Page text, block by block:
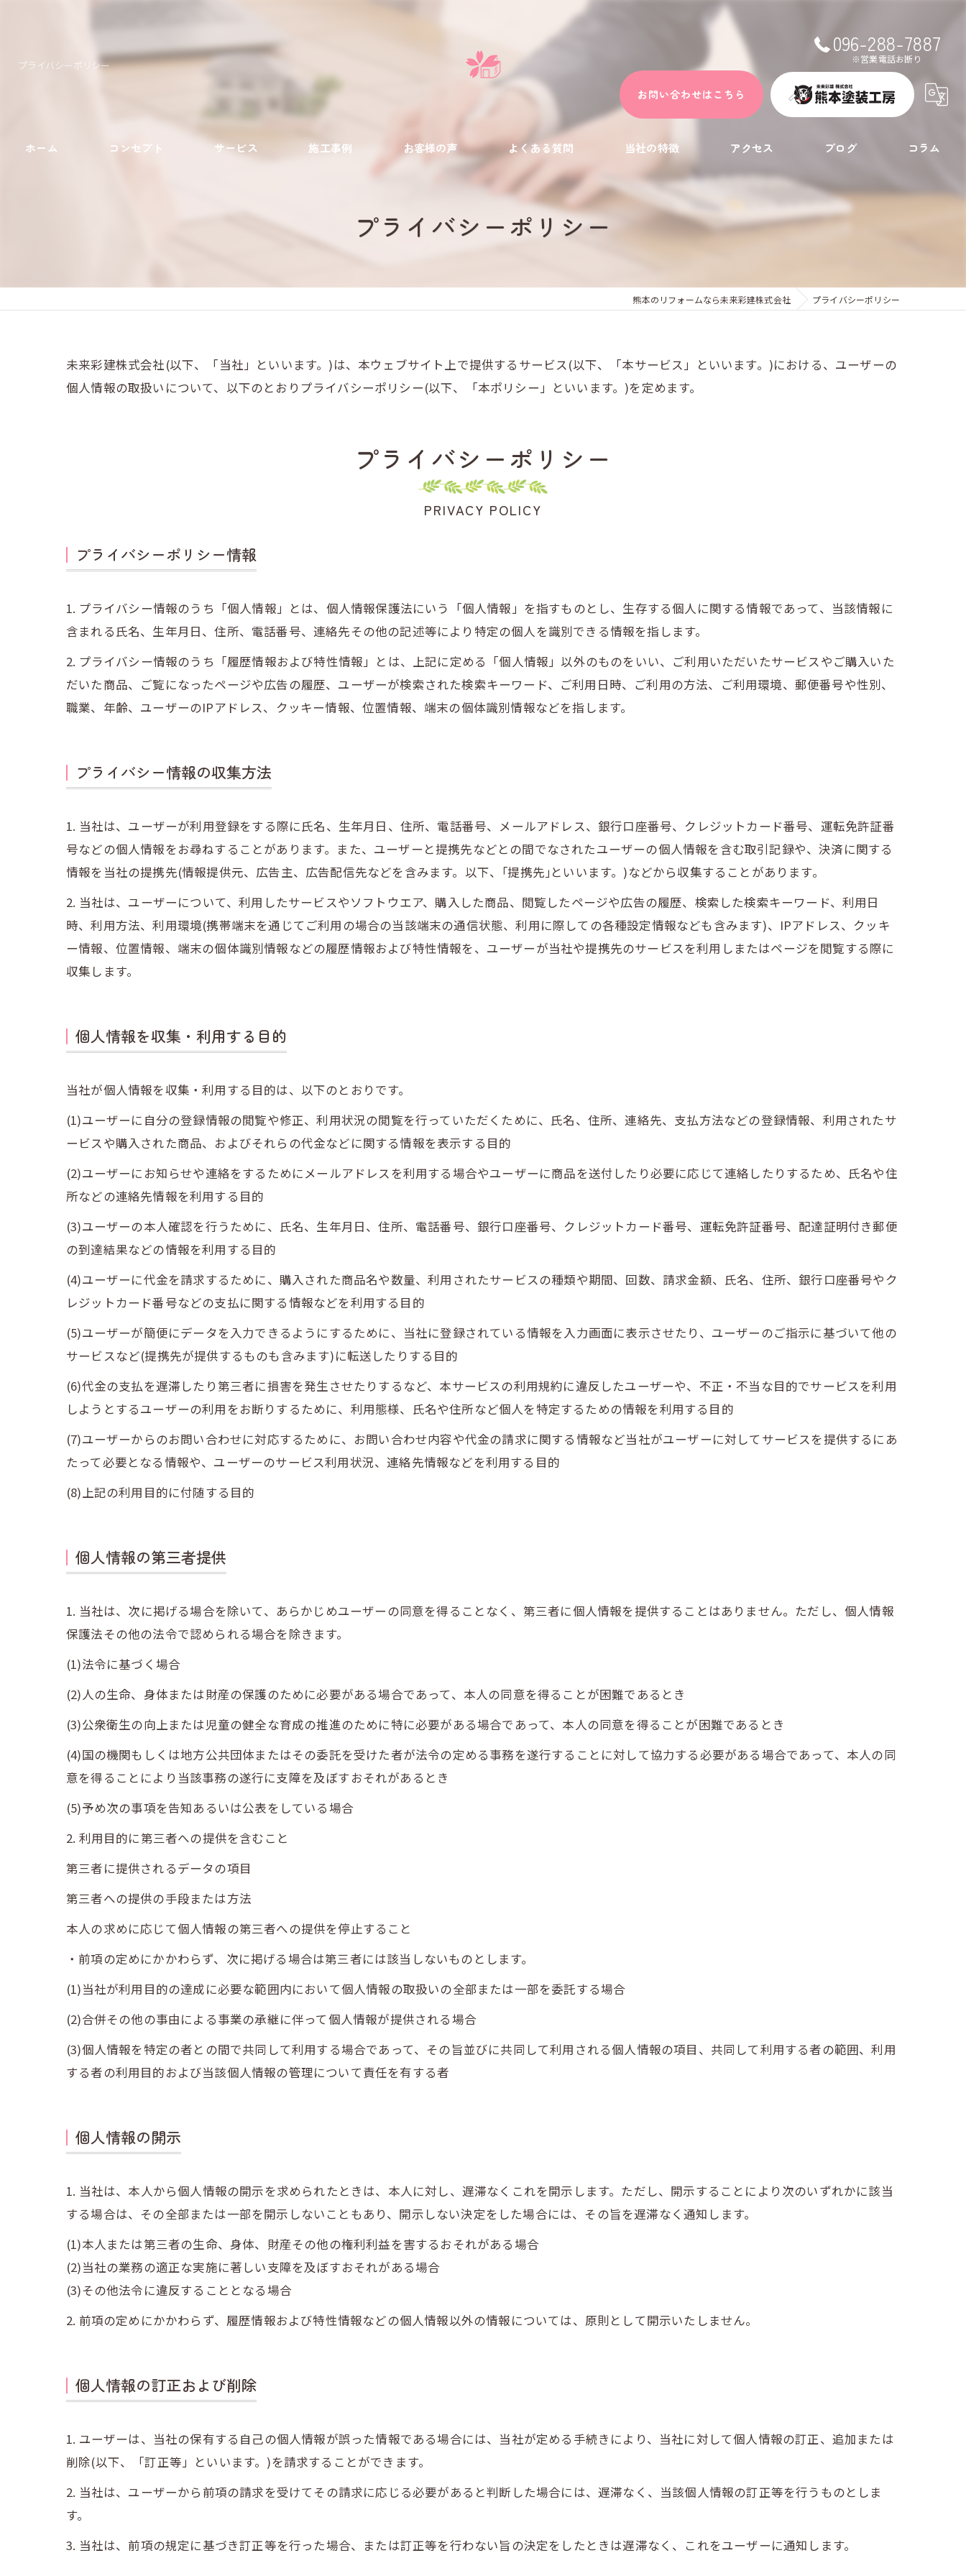
プライバシーポリシー
096-288-7887
※営業電話お断り
お問い合わせはこちら
ホーム コンセプト サービス 施工事例 お客様の声 よくある質問 当社の特徴
ペット
外壁
アクセス ブログ コラム
プライバシーポリシー
熊本のリフォームなら未来彩建株式会社 プライバシーポリシー
未来彩建株式会社(以下、「当社」といいます。)は、本ウェブサイト上で提供するサービス(以下、「本サービス」といいます。)における、ユーザーの
個人情報の取扱いについて、以下のとおりプライバシーポリシー(以下、「本ポリシー」といいます。)を定めます。
プライバシーポリシー
PRIVACY POLICY
プライバシーポリシー情報
1. プライバシー情報のうち「個人情報」とは、個人情報保護法にいう「個人情報」を指すものとし、生存する個人に関する情報であって、当該情報に
含まれる氏名、生年月日、住所、電話番号、連絡先その他の記述等により特定の個人を識別できる情報を指します。
2. プライバシー情報のうち「履歴情報および特性情報」とは、上記に定める「個人情報」以外のものをいい、ご利用いただいたサービスやご購入いた
だいた商品、ご覧になったページや広告の履歴、ユーザーが検索された検索キーワード、ご利用日時、ご利用の方法、ご利用環境、郵便番号や性別、
職業、年齢、ユーザーのIPアドレス、クッキー情報、位置情報、端末の個体識別情報などを指します。
プライバシー情報の収集方法
1. 当社は、ユーザーが利用登録をする際に氏名、生年月日、住所、電話番号、メールアドレス、銀行口座番号、クレジットカード番号、運転免許証番
号などの個人情報をお尋ねすることがあります。また、ユーザーと提携先などとの間でなされたユーザーの個人情報を含む取引記録や、決済に関する
情報を当社の提携先(情報提供元、広告主、広告配信先などを含みます。以下、｢提携先｣といいます。)などから収集することがあります。
2. 当社は、ユーザーについて、利用したサービスやソフトウエア、購入した商品、閲覧したページや広告の履歴、検索した検索キーワード、利用日
時、利用方法、利用環境(携帯端末を通じてご利用の場合の当該端末の通信状態、利用に際しての各種設定情報なども含みます)、IPアドレス、クッキ
ー情報、位置情報、端末の個体識別情報などの履歴情報および特性情報を、ユーザーが当社や提携先のサービスを利用しまたはページを閲覧する際に
収集します。
個人情報を収集・利用する目的
当社が個人情報を収集・利用する目的は、以下のとおりです。
(1)ユーザーに自分の登録情報の閲覧や修正、利用状況の閲覧を行っていただくために、氏名、住所、連絡先、支払方法などの登録情報、利用されたサ
ービスや購入された商品、およびそれらの代金などに関する情報を表示する目的
(2)ユーザーにお知らせや連絡をするためにメールアドレスを利用する場合やユーザーに商品を送付したり必要に応じて連絡したりするため、氏名や住
所などの連絡先情報を利用する目的
(3)ユーザーの本人確認を行うために、氏名、生年月日、住所、電話番号、銀行口座番号、クレジットカード番号、運転免許証番号、配達証明付き郵便
の到達結果などの情報を利用する目的
(4)ユーザーに代金を請求するために、購入された商品名や数量、利用されたサービスの種類や期間、回数、請求金額、氏名、住所、銀行口座番号やク
レジットカード番号などの支払に関する情報などを利用する目的
(5)ユーザーが簡便にデータを入力できるようにするために、当社に登録されている情報を入力画面に表示させたり、ユーザーのご指示に基づいて他の
サービスなど(提携先が提供するものも含みます)に転送したりする目的
(6)代金の支払を遅滞したり第三者に損害を発生させたりするなど、本サービスの利用規約に違反したユーザーや、不正・不当な目的でサービスを利用
しようとするユーザーの利用をお断りするために、利用態様、氏名や住所など個人を特定するための情報を利用する目的
(7)ユーザーからのお問い合わせに対応するために、お問い合わせ内容や代金の請求に関する情報など当社がユーザーに対してサービスを提供するにあ
たって必要となる情報や、ユーザーのサービス利用状況、連絡先情報などを利用する目的
(8)上記の利用目的に付随する目的
個人情報の第三者提供
1. 当社は、次に掲げる場合を除いて、あらかじめユーザーの同意を得ることなく、第三者に個人情報を提供することはありません。ただし、個人情報
保護法その他の法令で認められる場合を除きます。
(1)法令に基づく場合
(2)人の生命、身体または財産の保護のために必要がある場合であって、本人の同意を得ることが困難であるとき
(3)公衆衛生の向上または児童の健全な育成の推進のために特に必要がある場合であって、本人の同意を得ることが困難であるとき
(4)国の機関もしくは地方公共団体またはその委託を受けた者が法令の定める事務を遂行することに対して協力する必要がある場合であって、本人の同
意を得ることにより当該事務の遂行に支障を及ぼすおそれがあるとき
(5)予め次の事項を告知あるいは公表をしている場合
2. 利用目的に第三者への提供を含むこと
第三者に提供されるデータの項目
第三者への提供の手段または方法
本人の求めに応じて個人情報の第三者への提供を停止すること
・前項の定めにかかわらず、次に掲げる場合は第三者には該当しないものとします。
(1)当社が利用目的の達成に必要な範囲内において個人情報の取扱いの全部または一部を委託する場合
(2)合併その他の事由による事業の承継に伴って個人情報が提供される場合
(3)個人情報を特定の者との間で共同して利用する場合であって、その旨並びに共同して利用される個人情報の項目、共同して利用する者の範囲、利用
する者の利用目的および当該個人情報の管理について責任を有する者
個人情報の開示
1. 当社は、本人から個人情報の開示を求められたときは、本人に対し、遅滞なくこれを開示します。ただし、開示することにより次のいずれかに該当
する場合は、その全部または一部を開示しないこともあり、開示しない決定をした場合には、その旨を遅滞なく通知します。
(1)本人または第三者の生命、身体、財産その他の権利利益を害するおそれがある場合
(2)当社の業務の適正な実施に著しい支障を及ぼすおそれがある場合
(3)その他法令に違反することとなる場合
2. 前項の定めにかかわらず、履歴情報および特性情報などの個人情報以外の情報については、原則として開示いたしません。
個人情報の訂正および削除
1. ユーザーは、当社の保有する自己の個人情報が誤った情報である場合には、当社が定める手続きにより、当社に対して個人情報の訂正、追加または
削除(以下、「訂正等」といいます。)を請求することができます。
2. 当社は、ユーザーから前項の請求を受けてその請求に応じる必要があると判断した場合には、遅滞なく、当該個人情報の訂正等を行うものとしま
す。
3. 当社は、前項の規定に基づき訂正等を行った場合、または訂正等を行わない旨の決定をしたときは遅滞なく、これをユーザーに通知します。